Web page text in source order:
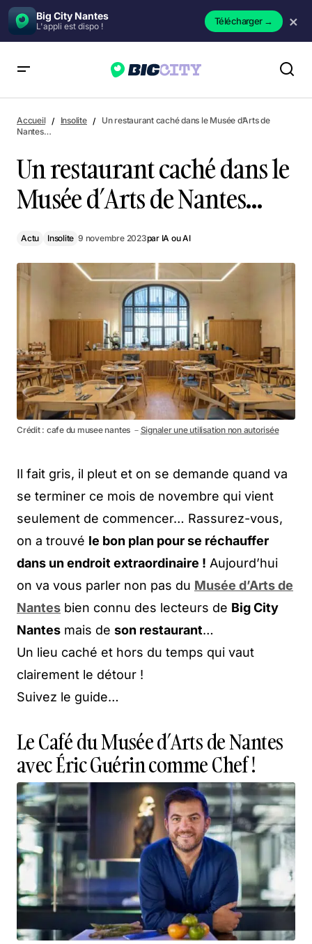
Big City Nantes
L'appli est dispo ! Télécharger→ ×
Accueil Insolite
Un restaurant caché dans le Musée d’Arts de
Nantes…
Un restaurant caché dans le
Musée d’Arts de Nantes…
Actu Insolite 9 novembre 2023par IA ou AI
Crédit : cafe du musee nantes － Signaler une utilisation non autorisée
Il fait gris, il pleut et on se demande quand va
se terminer ce mois de novembre qui vient
seulement de commencer… Rassurez-vous,
on a trouvé le bon plan pour se réchauffer
dans un endroit extraordinaire ! Aujourd’hui
on va vous parler non pas du Musée d’Arts de
Nantes bien connu des lecteurs de Big City
Nantes mais de son restaurant…
Un lieu caché et hors du temps qui vaut
clairement le détour !
Suivez le guide…
Le Café du Musée d’Arts de Nantes
avec Éric Guérin comme Chef !